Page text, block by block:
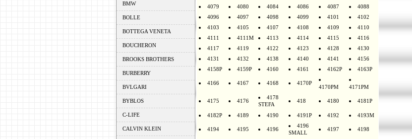
BMW
BOLLE
BOTTEGA VENETA
BOUCHERON
BROOKS BROTHERS
BURBERRY
BVLGARI
BYBLOS
C-LIFE
CALVIN KLEIN
4079
4080 4084 4086 4087
4088
4096
4097 4098 4099 4101
4102
4103
4105 4107 4108 4109
4110
4111
4111M 4113 4114 4115
4116
4117
4119 4122 4123 4128
4130
4131
4132 4138 4140 4141
4156
4158P
4159P 4160 4161 4162P 4163P
4166 4167 4168 4170P
4170PM 4171PM
4175 4176
4178
STEFA
418 4180 4181P
4182P 4189 4190 4191P 4192 4193M
4194 4195 4196
4196
SMALL
4197 4198